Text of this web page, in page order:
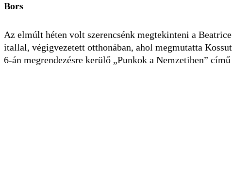
Bors
Az elmúlt héten volt szerencsénk megtekinteni a
itallal, végigvezetett otthonában, ahol megmutatta
6-án megrendezésre kerülő „Punkok a Nemzetiben”